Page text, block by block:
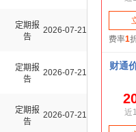
定期报
告
2026-07-21
定期报
告
2026-07-21
定期报
告
2026-07-21